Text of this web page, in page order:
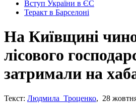
Вступ України в ЄС
Теракт в Барселоні
На Київщині
лісового
затримали на
Текст: Людмила Троценко, 28